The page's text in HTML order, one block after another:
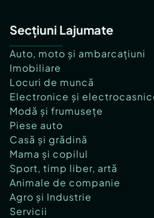
Secțiuni Lajumate
Auto, moto și ambarcațiuni
Imobiliare
Locuri de muncă
Electronice și
Modă și frumusețe
Piese auto
Casă și grădină
Mama și copilul
Sport, timp liber, artă
Animale de companie
Agro și Industrie
Servicii